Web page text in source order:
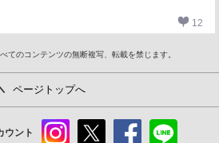
12
てのコンテンツの無断複写、転載を禁じます。
ページトップへ
ウント